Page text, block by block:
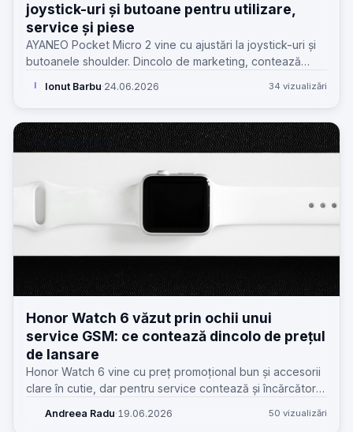
joystick-uri și butoane pentru utilizare,
service și piese
AYANEO Pocket Micro 2 vine cu ajustări la joystick-uri și
butoanele shoulder. Dincolo de marketing, contează
I Ionut Barbu·24.06.2026 34 vizualizări
TELEFOANE NOI
Honor Watch 6 văzut prin ochii unui
service GSM: ce contează dincolo de prețul
de lansare
Honor Watch 6 vine cu preț promoțional bun și accesorii
clare în cutie, dar pentru service contează și încărcătorul
Andreea Radu· 19.06.2026 50 vizualizări